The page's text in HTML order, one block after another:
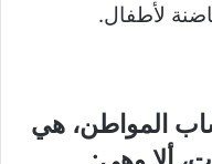
لأطفال.
المواطن، هي